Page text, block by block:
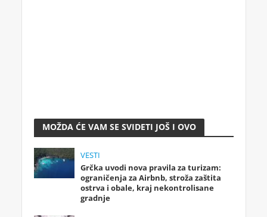
MOŽDA ĆE VAM SE SVIDETI JOŠ I OVO
VESTI
Grčka uvodi nova pravila za turizam:
ograničenja za Airbnb, stroža zaštita
ostrva i obale, kraj nekontrolisane
gradnje